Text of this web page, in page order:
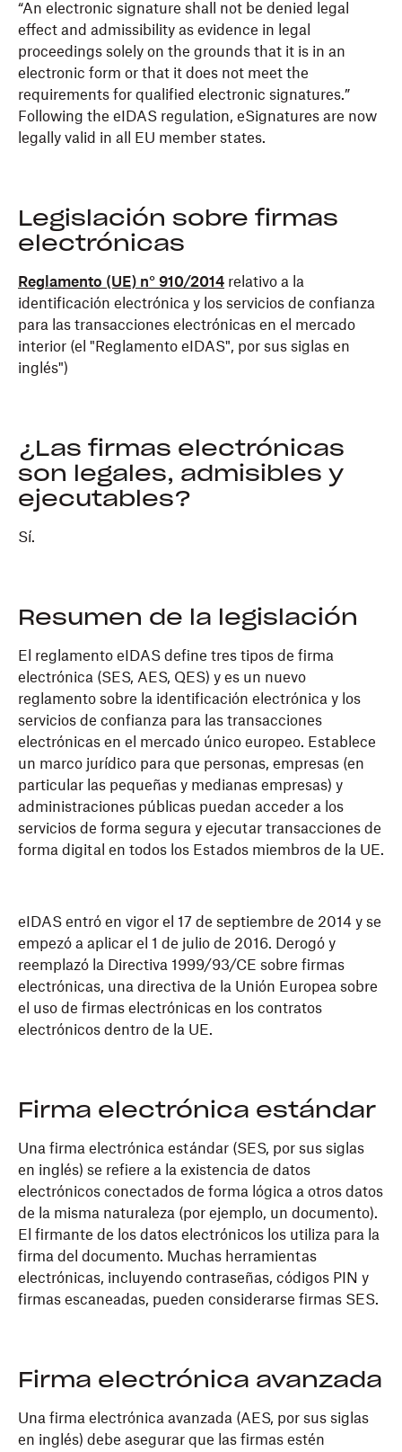
“An electronic signature shall not be denied legal
effect and admissibility as evidence in legal
proceedings solely on the grounds that it is in an
electronic form or that it does not meet the
requirements for qualified electronic signatures.”
Following the eIDAS regulation, eSignatures are now
legally valid in all EU member states.
Legislación sobre firmas
electrónicas
Reglamento (UE) n° 910/2014 relativo a la
identificación electrónica y los servicios de confianza
para las transacciones electrónicas en el mercado
interior (el "Reglamento eIDAS", por sus siglas en
inglés")
¿Las firmas electrónicas
son legales, admisibles y
ejecutables?
Sí.
Resumen de la legislación
El reglamento eIDAS define tres tipos de firma
electrónica (SES, AES, QES) y es un nuevo
reglamento sobre la identificación electrónica y los
servicios de confianza para las transacciones
electrónicas en el mercado único europeo. Establece
un marco jurídico para que personas, empresas (en
particular las pequeñas y medianas empresas) y
administraciones públicas puedan acceder a los
servicios de forma segura y ejecutar transacciones de
forma digital en todos los Estados miembros de la UE.
eIDAS entró en vigor el 17 de septiembre de 2014 y se
empezó a aplicar el 1 de julio de 2016. Derogó y
reemplazó la Directiva 1999/93/CE sobre firmas
electrónicas, una directiva de la Unión Europea sobre
el uso de firmas electrónicas en los contratos
electrónicos dentro de la UE.
Firma electrónica estándar
Una firma electrónica estándar (SES, por sus siglas
en inglés) se refiere a la existencia de datos
electrónicos conectados de forma lógica a otros datos
de la misma naturaleza (por ejemplo, un documento).
El firmante de los datos electrónicos los utiliza para la
firma del documento. Muchas herramientas
electrónicas, incluyendo contraseñas, códigos PIN y
firmas escaneadas, pueden considerarse firmas SES.
Firma electrónica avanzada
Una firma electrónica avanzada (AES, por sus siglas
en inglés) debe asegurar que las firmas estén